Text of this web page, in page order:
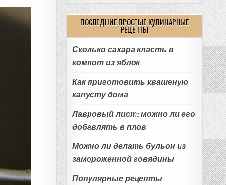
ПОСЛЕДНИЕ ПРОСТЫЕ КУЛИНАРНЫЕ
РЕЦЕПТЫ
Сколько сахара класть в
компот из яблок
Как приготовить квашеную
капусту дома
Лавровый лист: можно ли его
добавлять в плов
Можно ли делать бульон из
замороженной говядины
Популярные рецепты